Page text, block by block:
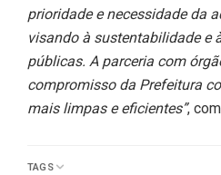
prioridade e necessidade da
visando à sustentabilidade e
públicas. A parceria com
compromisso da Prefeitura
mais limpas e eficientes”,
TAGS